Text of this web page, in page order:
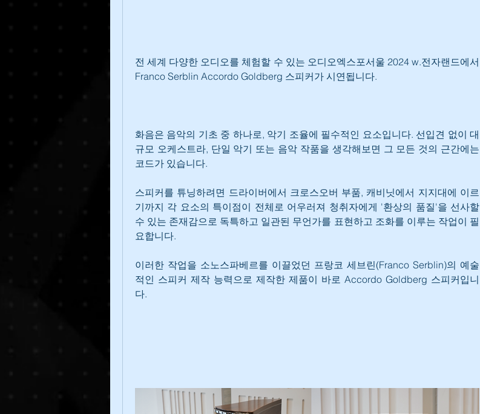
전 세계 다양한 오디오를 체험할 수 있는 오디오엑스포서울 2024 w.전자랜드에서
Franco Serblin Accordo Goldberg 스피커가 시연됩니다.
화음은 음악의 기초 중 하나로, 악기 조율에 필수적인 요소입니다. 선입견 없이 대
규모 오케스트라, 단일 악기 또는 음악 작품을 생각해보면 그 모든 것의 근간에는
코드가 있습니다.
스피커를 튜닝하려면 드라이버에서 크로스오버 부품, 캐비닛에서 지지대에 이르
기까지 각 요소의 특이점이 전체로 어우러져 청취자에게 '환상의 품질'을 선사할
수 있는 존재감으로 독특하고 일관된 무언가를 표현하고 조화를 이루는 작업이 필
요합니다.
이러한 작업을 소노스파베르를 이끌었던 프랑코 세브린(Franco Serblin)의 예술
적인 스피커 제작 능력으로 제작한 제품이 바로 Accordo Goldberg 스피커입니
다.